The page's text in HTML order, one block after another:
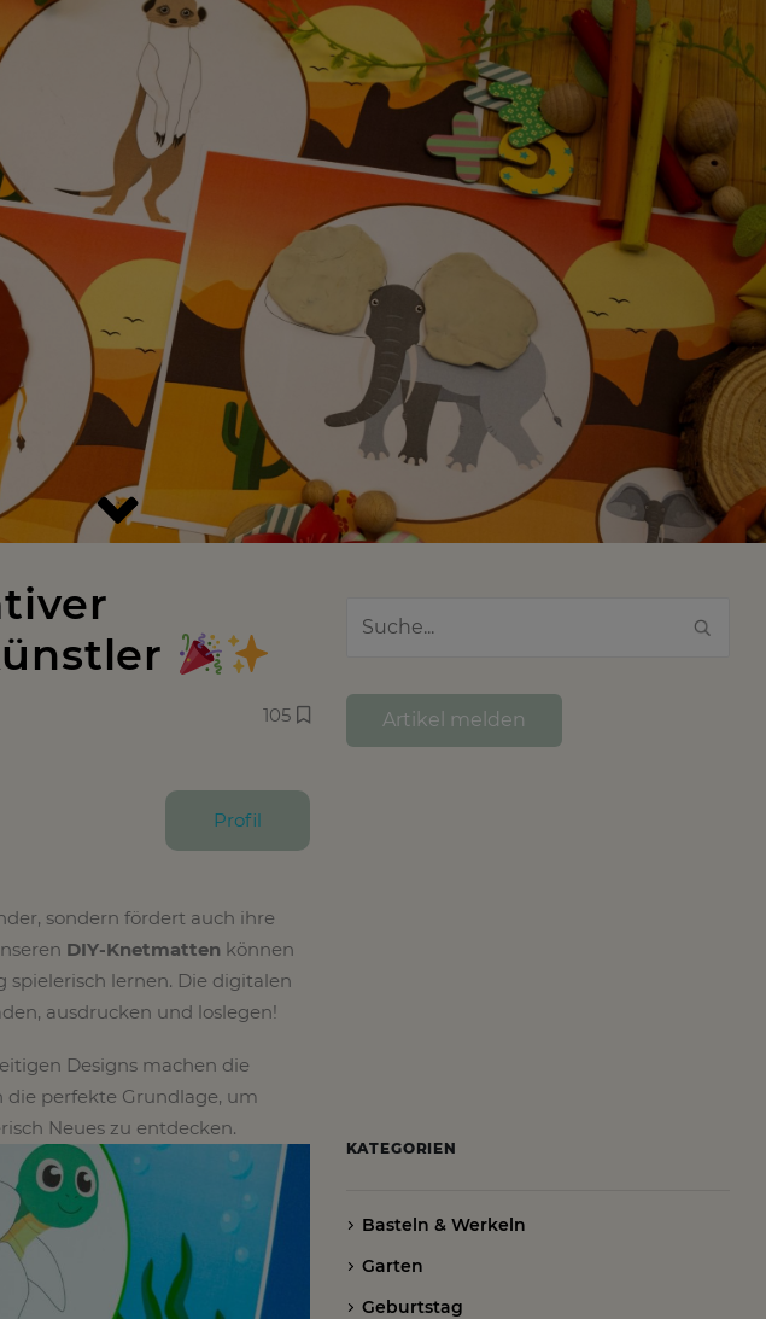
105
Profil
sondern fördert auch ihre
DIY-Knetmatten können
spielerisch lernen. Die digitalen
ausdrucken und loslegen!
Designs machen die
die perfekte Grundlage, um
Neues zu entdecken.
Artikel melden
KATEGORIEN
Basteln & Werkeln
Garten
Geburtstag